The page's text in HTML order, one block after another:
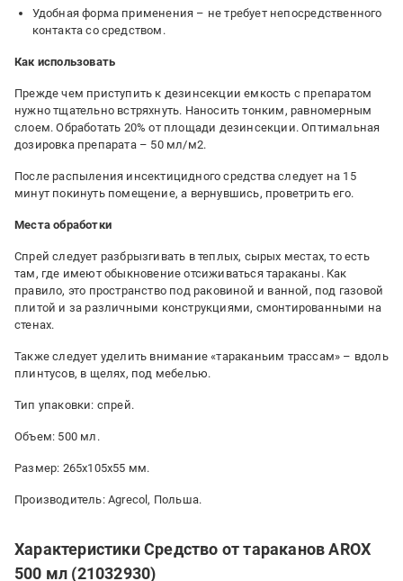
Удобная форма применения – не требует непосредственного
контакта со средством.
Как использовать
Прежде чем приступить к дезинсекции емкость с препаратом
нужно тщательно встряхнуть. Наносить тонким, равномерным
слоем. Обработать 20% от площади дезинсекции. Оптимальная
дозировка препарата – 50 мл/м2.
После распыления инсектицидного средства следует на 15
минут покинуть помещение, а вернувшись, проветрить его.
Места обработки
Спрей следует разбрызгивать в теплых, сырых местах, то есть
там, где имеют обыкновение отсиживаться тараканы. Как
правило, это пространство под раковиной и ванной, под газовой
плитой и за различными конструкциями, смонтированными на
стенах.
Также следует уделить внимание «тараканьим трассам» – вдоль
плинтусов, в щелях, под мебелью.
Тип упаковки: спрей.
Объем: 500 мл.
Размер: 265х105х55 мм.
Производитель: Agrecol, Польша.
Характеристики Средство от тараканов AROX
500 мл (21032930)